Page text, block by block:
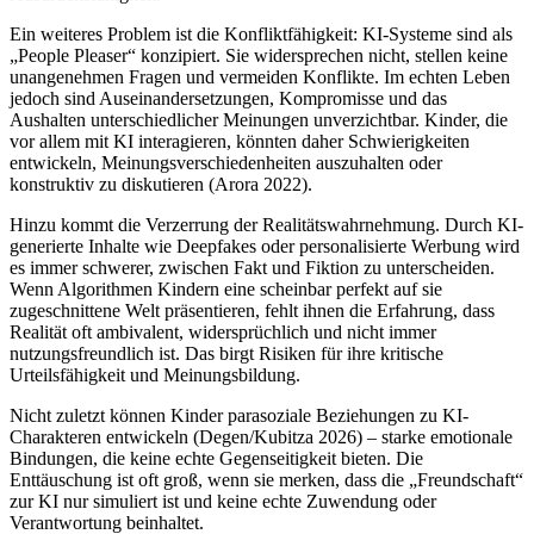
Ein weiteres Problem ist die Konfliktfähigkeit: KI-Systeme sind als
„People Pleaser“ konzipiert. Sie widersprechen nicht, stellen keine
unangenehmen Fragen und vermeiden Konflikte. Im echten Leben
jedoch sind Auseinandersetzungen, Kompromisse und das
Aushalten unterschiedlicher Meinungen unverzichtbar. Kinder, die
vor allem mit KI interagieren, könnten daher Schwierigkeiten
entwickeln, Meinungsverschiedenheiten auszuhalten oder
konstruktiv zu diskutieren (Arora 2022).
Hinzu kommt die Verzerrung der Realitätswahrnehmung. Durch KI-
generierte Inhalte wie Deepfakes oder personalisierte Werbung wird
es immer schwerer, zwischen Fakt und Fiktion zu unterscheiden.
Wenn Algorithmen Kindern eine scheinbar perfekt auf sie
zugeschnittene Welt präsentieren, fehlt ihnen die Erfahrung, dass
Realität oft ambivalent, widersprüchlich und nicht immer
nutzungsfreundlich ist. Das birgt Risiken für ihre kritische
Urteilsfähigkeit und Meinungsbildung.
Nicht zuletzt können Kinder parasoziale Beziehungen zu KI-
Charakteren entwickeln (Degen/Kubitza 2026) – starke emotionale
Bindungen, die keine echte Gegenseitigkeit bieten. Die
Enttäuschung ist oft groß, wenn sie merken, dass die „Freundschaft“
zur KI nur simuliert ist und keine echte Zuwendung oder
Verantwortung beinhaltet.